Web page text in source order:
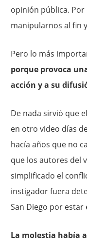
opinión pública.
manipularnos al fin
Pero lo más
porque provoca
acción y a su
De nada sirvió que
en otro video días
hacía años que no
que los autores del
simplificado el
instigador fuera
San Diego por
La molestia había